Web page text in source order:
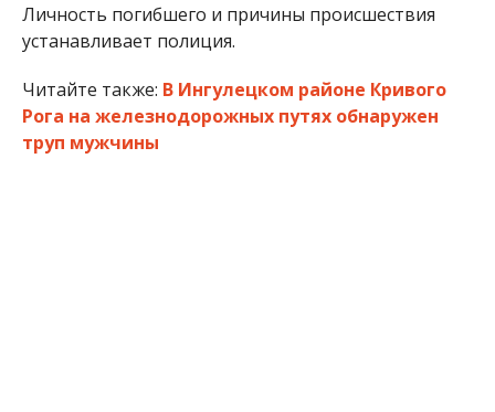
Личность погибшего и причины происшествия
устанавливает полиция.
Читайте также: В Ингулецком районе Кривого
Рога на железнодорожных путях обнаружен
труп мужчины